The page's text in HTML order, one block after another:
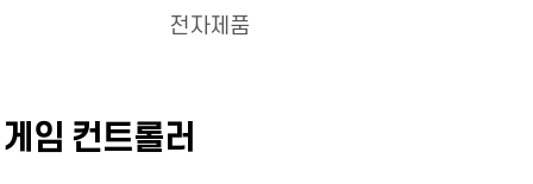
전자제품
임 컨트롤러